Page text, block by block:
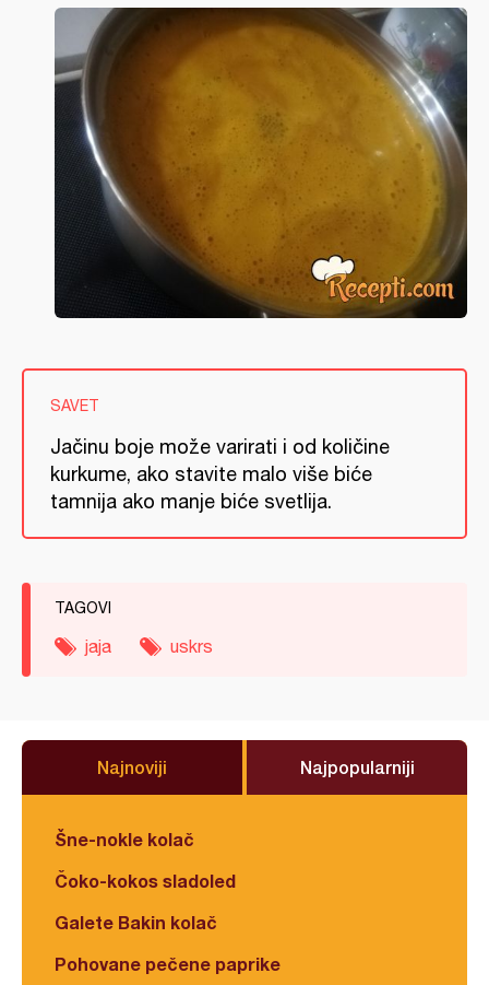
SAVET
Jačinu boje može varirati i od količine
kurkume, ako stavite malo više biće
tamnija ako manje biće svetlija.
TAGOVI
jaja uskrs
Najnoviji Najpopularniji
Šne-nokle kolač
Čoko-kokos sladoled
Galete Bakin kolač
Pohovane pečene paprike